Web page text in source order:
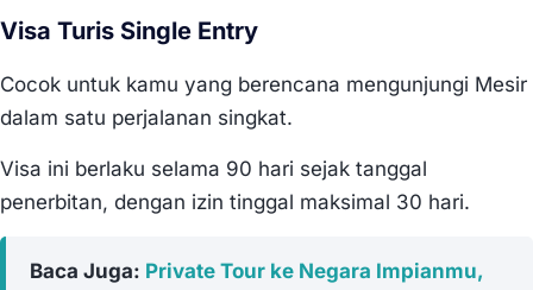
Visa Turis Single Entry
Cocok untuk kamu yang berencana mengunjungi Mesir
dalam satu perjalanan singkat.
Visa ini berlaku selama 90 hari sejak tanggal
penerbitan, dengan izin tinggal maksimal 30 hari.
Baca Juga: Private Tour ke Negara Impianmu,